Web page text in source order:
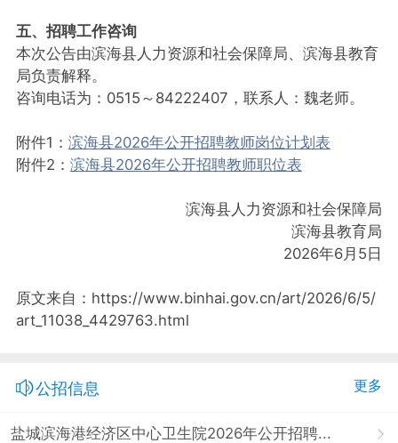
五、招聘工作咨询
本次公告由滨海县人力资源和社会保障局、滨海县教育
局负责解释。
咨询电话为：0515～84222407，联系人：魏老师。
附件1： 滨海县2026年公开招聘教师岗位计划表
附件2： 滨海县2026年公开招聘教师职位表
滨海县人力资源和社会保障局
滨海县教育局
2026年6月5日
原文来自：https://www.binhai.gov.cn/art/2026/6/5/
art_11038_4429763.html
公招信息 更多
盐城滨海港经济区中心卫生院2026年公开招聘...